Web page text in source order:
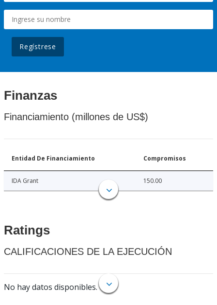
Regístrese
Finanzas
Financiamiento (millones de US$)
Entidad De Financiamiento Compromisos
IDA Grant 150.00
Ratings
CALIFICACIONES DE LA EJECUCIÓN
No hay datos disponibles.